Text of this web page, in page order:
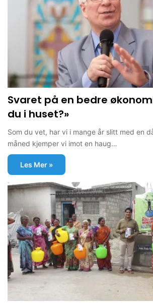
Svaret på en bedre
du i huset?»
Som du vet, har vi i mange år slitt med en
måned kjemper vi imot en haug…
Les Mer »